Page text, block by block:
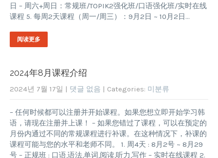
日 – 周六+周日：常规班/TOPIK2强化班/口语强化班/实时在线
课程 5. 每周2天课程（周一/周三）：9月2日 ~ 10月2日…
阅读更多
2024年8月课程介绍
2024년 7월 17일 | 댓글 없음 | Categories: 미분류
– 任何时候都可以注册并开始课程。如果您想立即开始学习韩
语，请现在注册并上课！ – 如果您错过了课程，可以在预定的
月份内通过不同的常规课程进行补课。在这种情况下，补课的
课程可能与您的水平和老师不同。 1. 周4天 : 8月2号 ~ 8月29
号 – 正规班 : 口语,语法,单词,阅读,听力,写作 – 实时在线课程 2.